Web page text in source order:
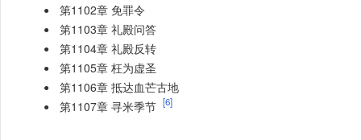
第1102章 免罪令
第1103章 礼殿问答
第1104章 礼殿反转
第1105章 枉为虚圣
第1106章 抵达血芒古地
第1107章 寻米季节 [6]